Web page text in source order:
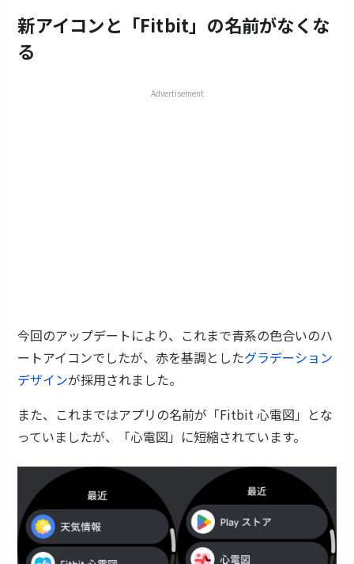
新アイコンと「Fitbit」の名前がなくな
る
Advertisement
今回のアップデートにより、これまで青系の色合いのハ
ートアイコンでしたが、赤を基調としたグラデーション
デザインが採用されました。
また、これまではアプリの名前が「Fitbit 心電図」とな
っていましたが、「心電図」に短縮されています。